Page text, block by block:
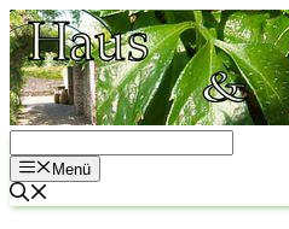
Zum
Inhalt
springen
Menü